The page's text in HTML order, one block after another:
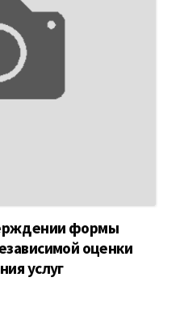
формы
оценки
услуг